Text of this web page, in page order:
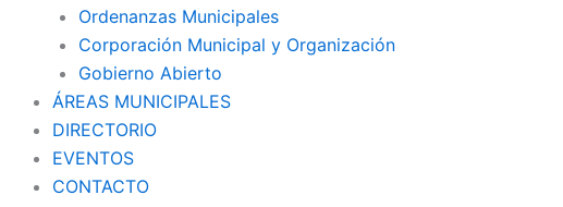
Ordenanzas Municipales
Corporación Municipal y Organización
Gobierno Abierto
ÁREAS MUNICIPALES
DIRECTORIO
EVENTOS
CONTACTO